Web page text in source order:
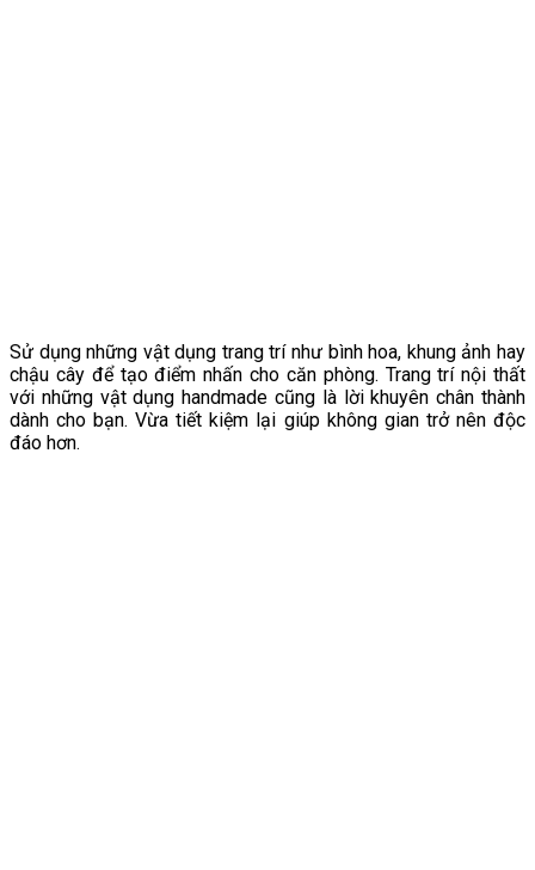
Sử dụng những vật dụng trang trí như bình hoa, khung ảnh hay
chậu cây để tạo điểm nhấn cho căn phòng. Trang trí nội thất
với những vật dụng handmade cũng là lời khuyên chân thành
dành cho bạn. Vừa tiết kiệm lại giúp không gian trở nên độc
đáo hơn.